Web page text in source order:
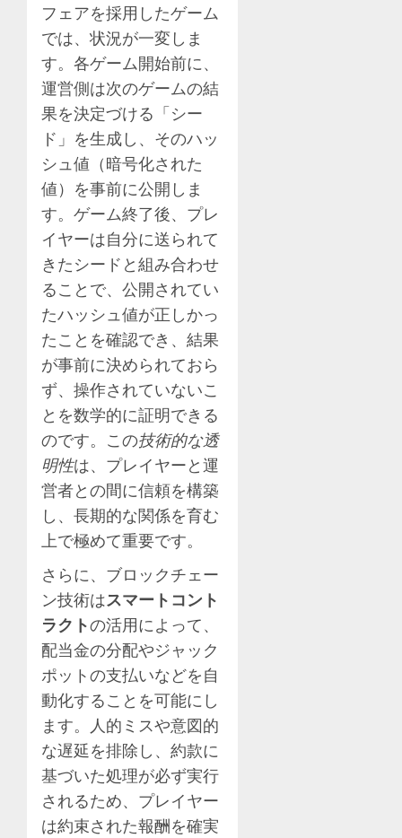
フェアを採用したゲーム
では、状況が一変しま
す。各ゲーム開始前に、
運営側は次のゲームの結
果を決定づける「シー
ド」を生成し、そのハッ
シュ値（暗号化された
値）を事前に公開しま
す。ゲーム終了後、プレ
イヤーは自分に送られて
きたシードと組み合わせ
ることで、公開されてい
たハッシュ値が正しかっ
たことを確認でき、結果
が事前に決められておら
ず、操作されていないこ
とを数学的に証明できる
のです。この技術的な透
明性は、プレイヤーと運
営者との間に信頼を構築
し、長期的な関係を育む
上で極めて重要です。
さらに、ブロックチェー
ン技術はスマートコント
ラクトの活用によって、
配当金の分配やジャック
ポットの支払いなどを自
動化することを可能にし
ます。人的ミスや意図的
な遅延を排除し、約款に
基づいた処理が必ず実行
されるため、プレイヤー
は約束された報酬を確実